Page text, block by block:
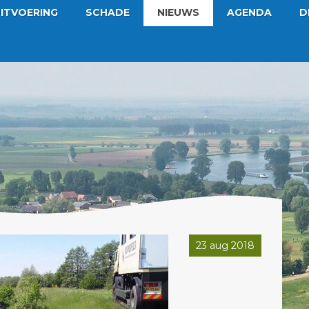
SCHADE NIEUWS AGENDA
23 aug 2018